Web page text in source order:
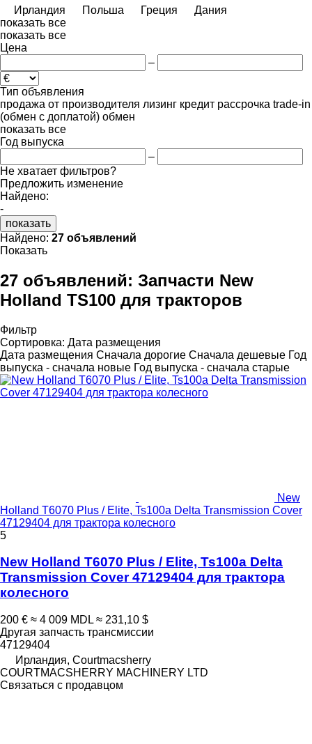
Ирландия
Польша Греция
Дания
показать все
показать все
Цена
–
Тип объявления
продажа от производителя лизинг кредит рассрочка trade-in
(обмен с доплатой) обмен
показать все
Год выпуска
–
Не хватает фильтров?
Предложить изменение
Найдено:
-
показать
Найдено: 27 объявлений
Показать
27 объявлений: Запчасти New
Holland TS100 для тракторов
Фильтр
Сортировка: Дата размещения
Дата размещения Сначала дорогие Сначала дешевые Год
выпуска - сначала новые Год выпуска - сначала старые
New
Holland T6070 Plus / Elite, Ts100a Delta Transmission Cover
47129404 для трактора колесного
5
New Holland T6070 Plus / Elite, Ts100a Delta
Transmission Cover 47129404 для трактора
колесного
200 € ≈ 4 009 MDL ≈ 231,10 $
Другая запчасть трансмиссии
47129404
Ирландия, Courtmacsherry
COURTMACSHERRY MACHINERY LTD
Связаться с продавцом